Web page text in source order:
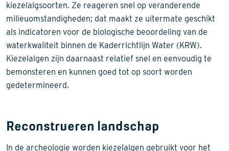
kiezelalgsoorten. Ze reageren snel op veranderende
milieuomstandigheden; dat maakt ze uitermate geschikt
als indicatoren voor de biologische beoordeling van de
waterkwaliteit binnen de Kaderrichtlijn Water (KRW).
Kiezelalgen zijn daarnaast relatief snel en eenvoudig te
bemonsteren en kunnen goed tot op soort worden
gedetermineerd.
Reconstrueren landschap
In de archeologie worden kiezelalgen gebruikt voor het